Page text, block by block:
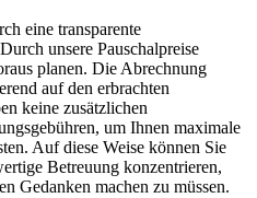
eine transparente
unsere Pauschalpreise
planen. Die Abrechnung
auf den erbrachten
keine zusätzlichen
um Ihnen maximale
Auf diese Weise können Sie
Betreuung konzentrieren,
Gedanken machen zu müssen.